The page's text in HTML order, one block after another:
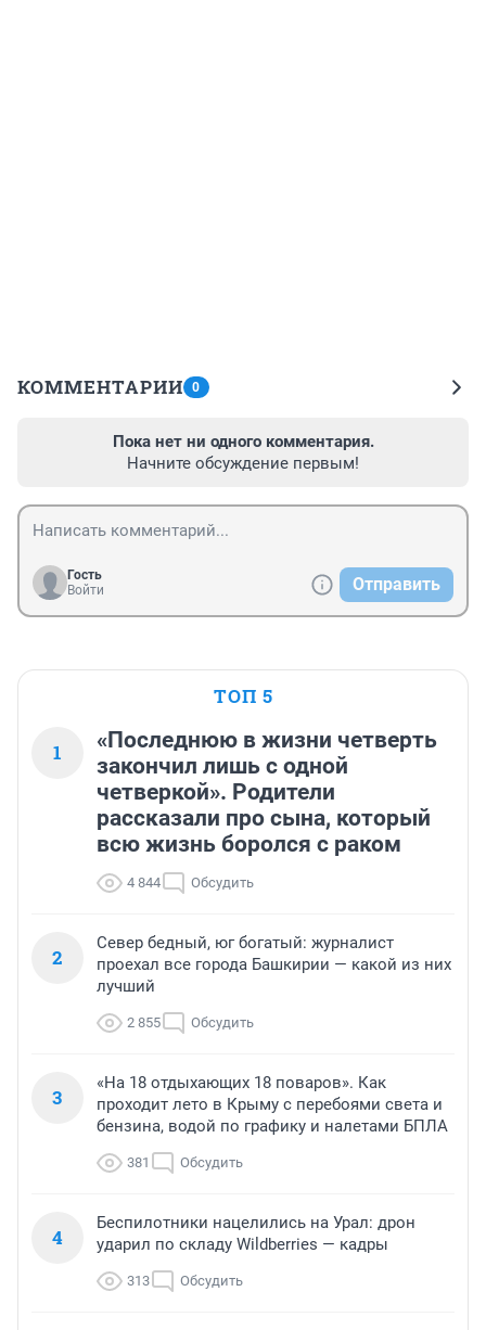
КОММЕНТАРИИ 0
Пока нет ни одного комментария.
Начните обсуждение первым!
Гость
Войти
Отправить
ТОП 5
1
«Последнюю в жизни четверть
закончил лишь с одной
четверкой». Родители
рассказали про сына, который
всю жизнь боролся с раком
4 844 Обсудить
2
Север бедный, юг богатый: журналист
проехал все города Башкирии — какой из них
лучший
2 855 Обсудить
3
«На 18 отдыхающих 18 поваров». Как
проходит лето в Крыму с перебоями света и
бензина, водой по графику и налетами БПЛА
381 Обсудить
4
Беспилотники нацелились на Урал: дрон
ударил по складу Wildberries — кадры
313 Обсудить